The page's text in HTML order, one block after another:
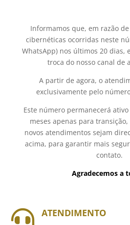
Informamos que, em razão
cibernéticas ocorridas neste
WhatsApp) nos últimos 20 dias,
troca do nosso canal de
A partir de agora, o
exclusivamente pelo
Este número permanecerá
meses apenas para
novos atendimentos sejam
acima, para garantir mais
contato.
Agradecemos a
 ATENDIMENTO